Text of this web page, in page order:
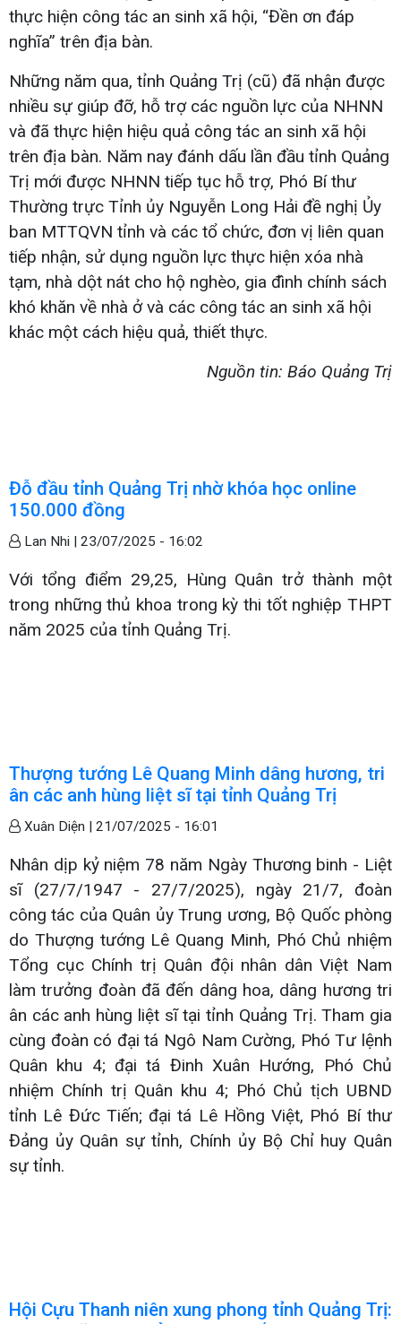
thực hiện công tác an sinh xã hội, “Đền ơn đáp
nghĩa” trên địa bàn.
Những năm qua, tỉnh Quảng Trị (cũ) đã nhận được
nhiều sự giúp đỡ, hỗ trợ các nguồn lực của NHNN
và đã thực hiện hiệu quả công tác an sinh xã hội
trên địa bàn. Năm nay đánh dấu lần đầu tỉnh Quảng
Trị mới được NHNN tiếp tục hỗ trợ, Phó Bí thư
Thường trực Tỉnh ủy Nguyễn Long Hải đề nghị Ủy
ban MTTQVN tỉnh và các tổ chức, đơn vị liên quan
tiếp nhận, sử dụng nguồn lực thực hiện xóa nhà
tạm, nhà dột nát cho hộ nghèo, gia đình chính sách
khó khăn về nhà ở và các công tác an sinh xã hội
khác một cách hiệu quả, thiết thực.
Nguồn tin: Báo Quảng Trị
Đỗ đầu tỉnh Quảng Trị nhờ khóa học online
150.000 đồng
Lan Nhi | 23/07/2025 - 16:02
Với tổng điểm 29,25, Hùng Quân trở thành một
trong những thủ khoa trong kỳ thi tốt nghiệp THPT
năm 2025 của tỉnh Quảng Trị.
Thượng tướng Lê Quang Minh dâng hương, tri
ân các anh hùng liệt sĩ tại tỉnh Quảng Trị
Xuân Diện | 21/07/2025 - 16:01
Nhân dịp kỷ niệm 78 năm Ngày Thương binh - Liệt
sĩ (27/7/1947 - 27/7/2025), ngày 21/7, đoàn
công tác của Quân ủy Trung ương, Bộ Quốc phòng
do Thượng tướng Lê Quang Minh, Phó Chủ nhiệm
Tổng cục Chính trị Quân đội nhân dân Việt Nam
làm trưởng đoàn đã đến dâng hoa, dâng hương tri
ân các anh hùng liệt sĩ tại tỉnh Quảng Trị. Tham gia
cùng đoàn có đại tá Ngô Nam Cường, Phó Tư lệnh
Quân khu 4; đại tá Đinh Xuân Hướng, Phó Chủ
nhiệm Chính trị Quân khu 4; Phó Chủ tịch UBND
tỉnh Lê Đức Tiến; đại tá Lê Hồng Việt, Phó Bí thư
Đảng ủy Quân sự tỉnh, Chính ủy Bộ Chỉ huy Quân
sự tỉnh.
Hội Cựu Thanh niên xung phong tỉnh Quảng Trị: